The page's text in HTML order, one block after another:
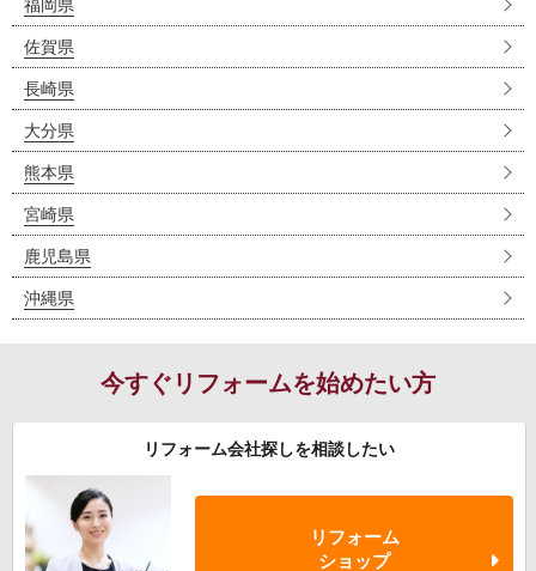
福岡県
佐賀県
長崎県
大分県
熊本県
宮崎県
鹿児島県
沖縄県
今すぐリフォームを始めたい方
リフォーム会社探しを相談したい
リフォーム
ショップ